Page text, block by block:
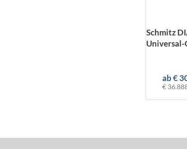
Schmitz
ab€
€